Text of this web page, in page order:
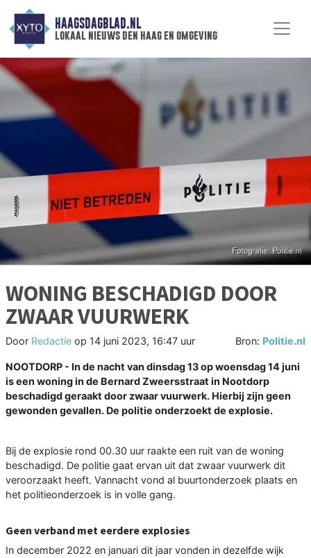
HAAGSDAGBLAD.NL
lokaal nieuws den haag en omgeving
WONING BESCHADIGD DOOR
ZWAAR VUURWERK
Door Redactie op 14 juni 2023, 16:47 uur Bron: Politie.nl
NOOTDORP - In de nacht van dinsdag 13 op woensdag 14 juni
is een woning in de Bernard Zweersstraat in Nootdorp
beschadigd geraakt door zwaar vuurwerk. Hierbij zijn geen
gewonden gevallen. De politie onderzoekt de explosie.
Bij de explosie rond 00.30 uur raakte een ruit van de woning
beschadigd. De politie gaat ervan uit dat zwaar vuurwerk dit
veroorzaakt heeft. Vannacht vond al buurtonderzoek plaats en
het politieonderzoek is in volle gang.
Geen verband met eerdere explosies
In december 2022 en januari dit jaar vonden in dezelfde wijk